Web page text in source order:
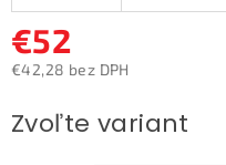
€52
€42,28 bez DPH
cena:
Zvoľte variant